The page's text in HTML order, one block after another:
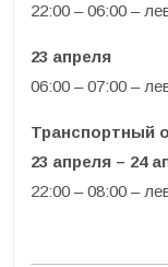
22:00 – 06:00 –
23 апреля
06:00 – 07:00 –
Транспортный
23 апреля – 24
22:00 – 08:00 –